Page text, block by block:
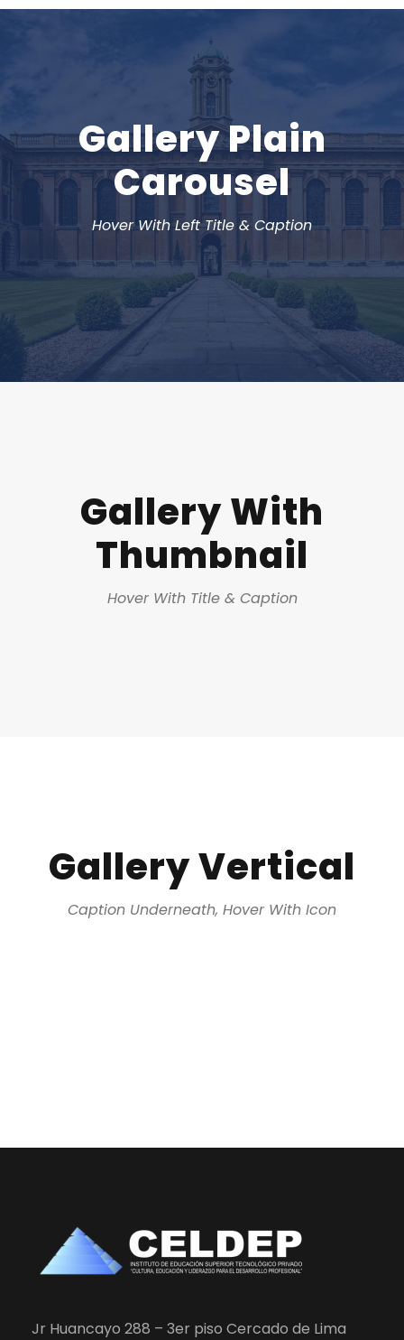
Gallery Plain
Carousel
Hover With Left Title & Caption
Gallery With
Thumbnail
Hover With Title & Caption
Gallery Vertical
Caption Underneath, Hover With Icon
Jr Huancayo 288 – 3er piso Cercado de Lima